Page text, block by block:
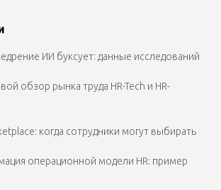
ИИ буксует: данные исследований
обзор рынка труда HR-Tech и HR-
когда сотрудники могут выбирать
операционной модели HR: пример